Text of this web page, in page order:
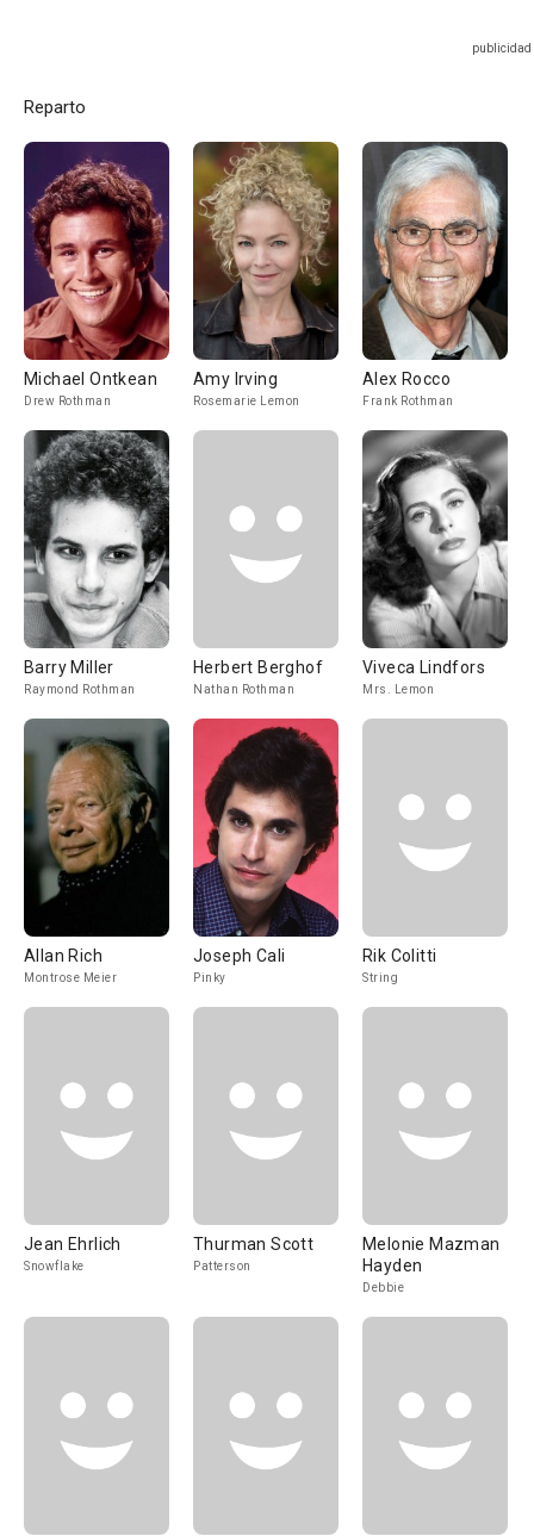
Reparto
Michael Ontkean
Drew Rothman
Amy Irving
Rosemarie Lemon
Alex Rocco
Frank Rothman
Barry Miller
Raymond Rothman
Herbert Berghof
Nathan Rothman
Viveca Lindfors
Mrs. Lemon
Allan Rich
Montrose Meier
Joseph Cali
Pinky
Rik Colitti
String
Jean Ehrlich
Snowflake
Thurman Scott
Patterson
Melonie Mazman
Hayden
Debbie